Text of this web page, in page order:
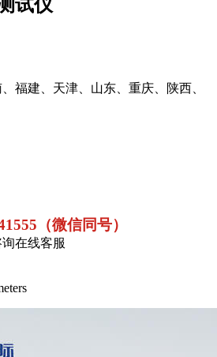
试仪
福建、天津、山东、重庆、陕西、
（微信同号）
在线客服